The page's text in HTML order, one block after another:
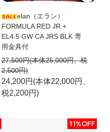
elan（エラン）
FORMULA RED JR +
EL4.5 GW CA JRS BLK 専
用金具付
27,500円(本体25,000円、税
2,500円)
24,200円(本体22,000円、
税2,200円)
11%OFF